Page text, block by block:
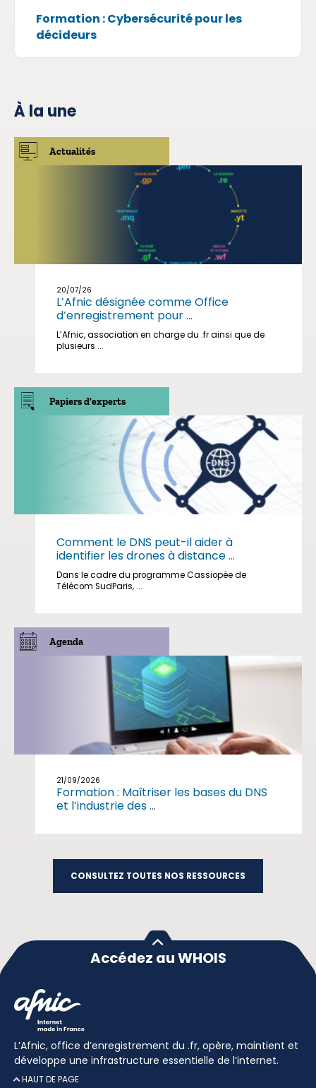
Formation : Cybersécurité pour les
décideurs
À la une
Actualités
20/07/26
L’Afnic désignée comme Office
d’enregistrement pour ...
L’Afnic, association en charge du .fr ainsi que de
plusieurs ...
Papiers d'experts
Comment le DNS peut-il aider à
identifier les drones à distance ...
Dans le cadre du programme Cassiopée de
Télécom SudParis, ...
Agenda
21/09/2026
Formation : Maîtriser les bases du DNS
et l’industrie des ...
CONSULTEZ TOUTES NOS RESSOURCES
Accédez au WHOIS
L’Afnic, office d’enregistrement du .fr, opère, maintient et
développe une infrastructure essentielle de l’internet.
HAUT DE PAGE